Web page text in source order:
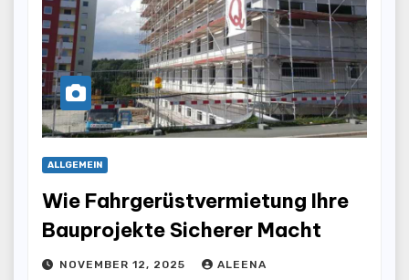
ALLGEMEIN
Wie Fahrgerüstvermietung Ihre
Bauprojekte Sicherer Macht
NOVEMBER 12, 2025 ALEENA